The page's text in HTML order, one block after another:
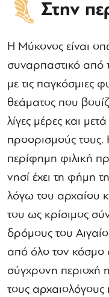
Στην
Η Μύκονος είναι
συναρπαστικό από
με τις παγκόσμιες
θεάματος που
λίγες μέρες και
προορισμούς τους.
περίφημη φιλική
νησί έχει τη φήμη
λόγω του αρχαίου
του ως κρίσιμος
δρόμους του
από όλο τον κόσμο
σύγχρονη περιοχή
τους αρχαιολόγους